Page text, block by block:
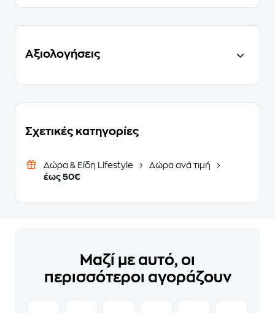
Αξιολογήσεις
Σχετικές κατηγορίες
Δώρα & Είδη Lifestyle
Δώρα ανά τιμή
έως 50€
Μαζί με αυτό, οι
περισσότεροι αγοράζουν